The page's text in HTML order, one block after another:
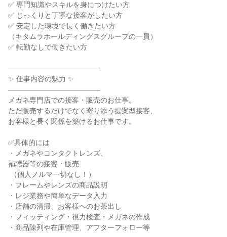
✅ 専門知識やスキルを身につけたい方
✅ じっくりと丁寧な接客がしたい方
✅ 安定した環境で長く働きたい方
（キタムラホールディングスグループの一員）
✅ 転勤なしで働きたい方
―――――――――――――
✨ 仕事内容の魅力 ✨
―――――――――――――
メガネ専門店での接客・販売のお仕事。
ただ販売するだけでなく寄り添う提案型接客、
お客様と長く関係を築けるお仕事です。
✅具体的には
・メガネやコンタクトレンズ、
補聴器等の接客・販売
・フレームやレンズの商品説明
・レジ業務や簡単なデータ入力
・店舗の清掃、お客様へのお茶出し
・フィッティング・視力検査・メガネの作成
・商品陳列や在庫管理、アフターフォロー等